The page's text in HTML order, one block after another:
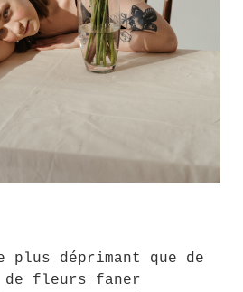
déprimant que de
de fleurs faner